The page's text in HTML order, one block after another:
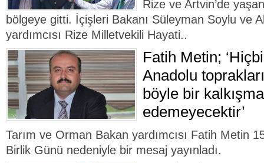
Rize ve Artvin’de
bölgeye gitti. İçişleri Bakanı Süleyman Soylu ve
yardımcısı Rize Milletvekili Hayati..
Fatih Metin;
Anadolu
böyle bir
edemeyecektir’
Tarım ve Orman Bakan yardımcısı Fatih Metin
Birlik Günü nedeniyle bir mesaj yayınladı.